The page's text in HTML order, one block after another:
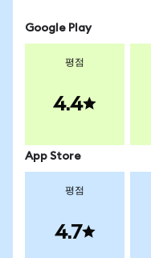
Google Play
평점
4.4
App Store
평점
4.7